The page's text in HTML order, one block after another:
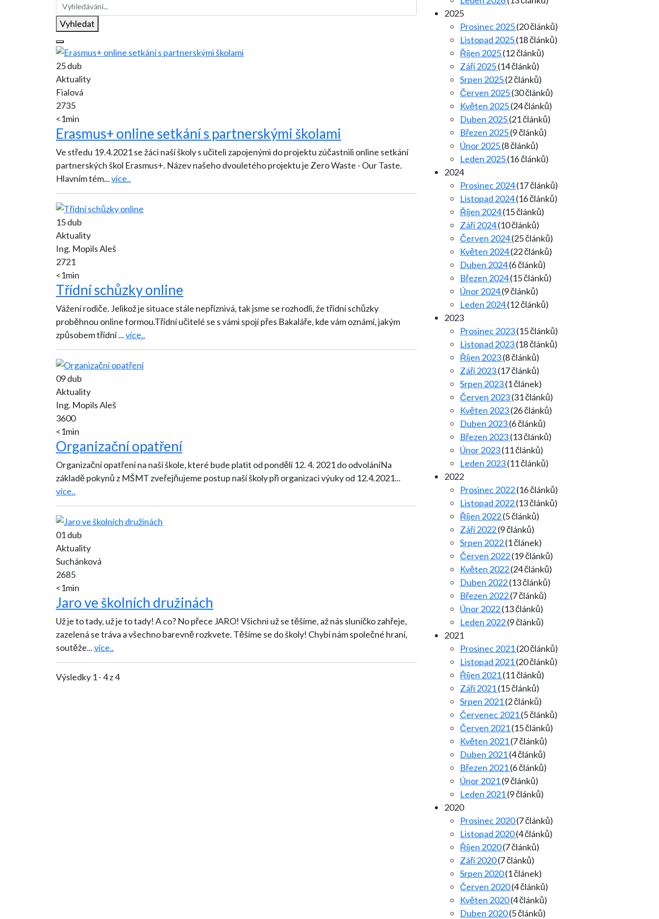
Vyhledat
25 dub
Aktuality
Fialová
2735
<1min
Erasmus+ online setkání s partnerskými školami
Ve středu 19.4.2021 se žáci naší školy s učiteli zapojenými do projektu zúčastnili online setkání
partnerských škol Erasmus+. Název našeho dvouletého projektu je Zero Waste - Our Taste.
Hlavním tém...více..
15 dub
Aktuality
Ing. Mopils Aleš
2721
<1min
Třídní schůzky online
Vážení rodiče. Jelikož je situace stále nepříznivá, tak jsme se rozhodli, že třídní schůzky
proběhnou online formou.Třídní učitelé se s vámi spojí přes Bakaláře, kde vám oznámí, jakým
způsobem třídní...více..
09 dub
Aktuality
Ing. Mopils Aleš
3600
<1min
Organizační opatření
Organizační opatření na naší škole, které bude platit od pondělí 12. 4. 2021 do odvoláníNa
základě pokynů z MŠMT zveřejňujeme postup naší školy při organizaci výuky od 12.4.2021...
více..
01 dub
Aktuality
Suchánková
2685
<1min
Jaro ve školních družinách
Už je to tady, už je to tady! A co? No přece JARO! Všichni už se těšíme, až nás sluníčko zahřeje,
zazelená se tráva a všechno barevně rozkvete. Těšíme se do školy! Chybí nám společné hraní,
soutěže...více..
Výsledky 1 - 4 z 4
2025
Prosinec 2025(20 článků)
Listopad 2025(18 článků)
Říjen 2025(12 článků)
Září 2025(14 článků)
Srpen 2025(2 článků)
Červen 2025(30 článků)
Květen 2025(24 článků)
Duben 2025(21 článků)
Březen 2025(9 článků)
Únor 2025(8 článků)
Leden 2025(16 článků)
2024
Prosinec 2024(17 článků)
Listopad 2024(16 článků)
Říjen 2024(15 článků)
Září 2024(10 článků)
Červen 2024(25 článků)
Květen 2024(22 článků)
Duben 2024(6 článků)
Březen 2024(15 článků)
Únor 2024(9 článků)
Leden 2024(12 článků)
2023
Prosinec 2023(15 článků)
Listopad 2023(18 článků)
Říjen 2023(8 článků)
Září 2023(17 článků)
Srpen 2023(1 článek)
Červen 2023(31 článků)
Květen 2023(26 článků)
Duben 2023(6 článků)
Březen 2023(13 článků)
Únor 2023(11 článků)
Leden 2023(11 článků)
2022
Prosinec 2022(16 článků)
Listopad 2022(13 článků)
Říjen 2022(5 článků)
Září 2022(9 článků)
Srpen 2022(1 článek)
Červen 2022(19 článků)
Květen 2022(24 článků)
Duben 2022(13 článků)
Březen 2022(7 článků)
Únor 2022(13 článků)
Leden 2022(9 článků)
2021
Prosinec 2021(20 článků)
Listopad 2021(20 článků)
Říjen 2021(11 článků)
Září 2021(15 článků)
Srpen 2021(2 článků)
Červenec 2021(5 článků)
Červen 2021(15 článků)
Květen 2021(7 článků)
Duben 2021(4 článků)
Březen 2021(6 článků)
Únor 2021(9 článků)
Leden 2021(9 článků)
2020
Prosinec 2020(7 článků)
Listopad 2020(4 článků)
Říjen 2020(7 článků)
Září 2020(7 článků)
Srpen 2020(1 článek)
Červen 2020(4 článků)
Květen 2020(4 článků)
Duben 2020(5 článků)